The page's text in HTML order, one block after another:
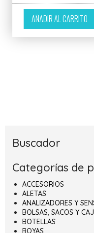
AÑADIR AL CARRITO
Buscador
Categorías de
ACCESORIOS
ALETAS
ANALIZADORES Y
BOLSAS, SACOS Y
BOTELLAS
BOYAS